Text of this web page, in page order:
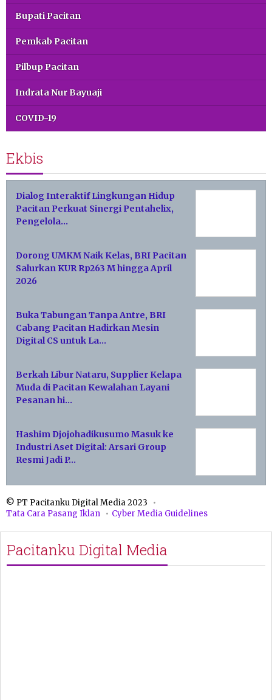
Bupati Pacitan
Pemkab Pacitan
Pilbup Pacitan
Indrata Nur Bayuaji
COVID-19
Ekbis
Dialog Interaktif Lingkungan Hidup
Pacitan Perkuat Sinergi Pentahelix,
Pengelola…
Dorong UMKM Naik Kelas, BRI Pacitan
Salurkan KUR Rp263 M hingga April
2026
Buka Tabungan Tanpa Antre, BRI
Cabang Pacitan Hadirkan Mesin
Digital CS untuk La…
Berkah Libur Nataru, Supplier Kelapa
Muda di Pacitan Kewalahan Layani
Pesanan hi…
Hashim Djojohadikusumo Masuk ke
Industri Aset Digital: Arsari Group
Resmi Jadi P…
© PT Pacitanku Digital Media 2023
Tata Cara Pasang Iklan
Cyber Media Guidelines
Pacitanku Digital Media